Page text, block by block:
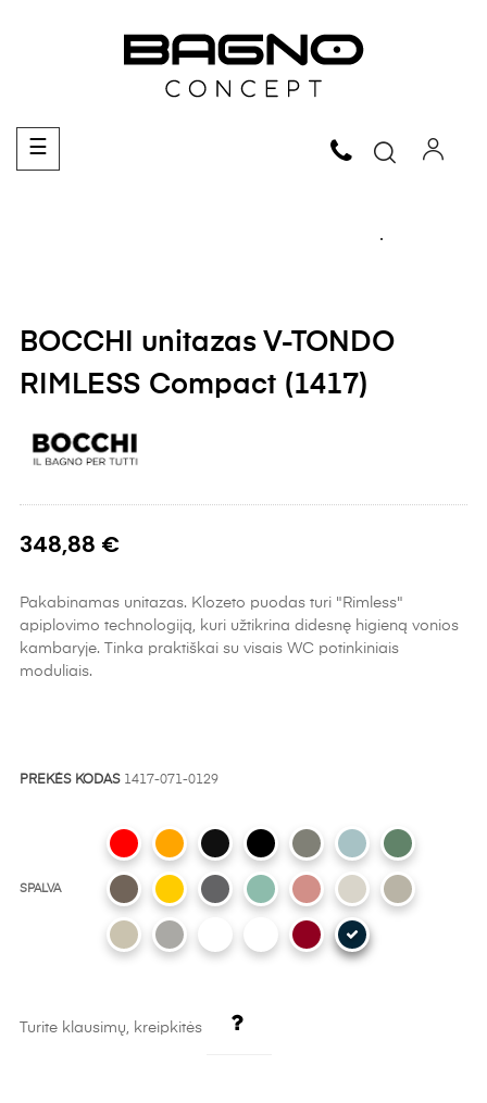
Toggle
navigation
☰
BOCCHI unitazas V-TONDO
RIMLESS Compact (1417)
348,88 €
Pakabinamas unitazas. Klozeto puodas turi "Rimless"
apiplovimo technologiją, kuri užtikrina didesnę higieną vonios
kambaryje. Tinka praktiškai su visais WC potinkiniais
moduliais.
PREKĖS KODAS 1417-071-0129
SPALVA
Turite klausimų, kreipkitės